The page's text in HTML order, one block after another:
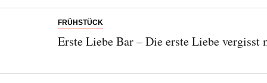
FRÜHSTÜCK
Erste Liebe Bar – Die erste Liebe vergisst